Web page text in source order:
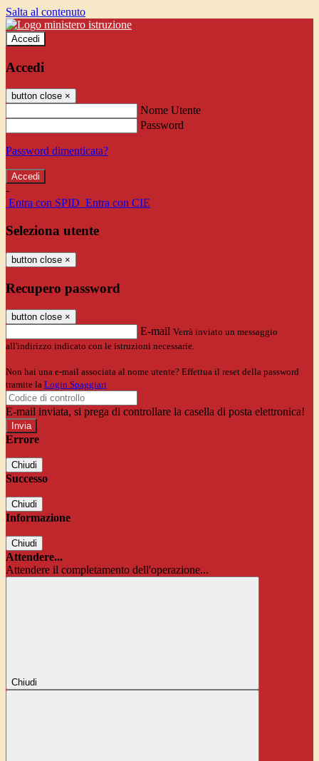
Salta al contenuto
Accedi
Accedi
button close ×
Nome Utente
Password
Password dimenticata?
-
Entra con SPID Entra con CIE
Seleziona utente
button close ×
Recupero password
button close ×
E-mail Verrà inviato un messaggio
all'indirizzo indicato con le istruzioni necessarie.
Non hai una e-mail associata al nome utente? Effettua il reset della password
tramite la Login Spaggiari
E-mail inviata, si prega di controllare la casella di posta elettronica!
Errore
Chiudi
Successo
Chiudi
Informazione
Chiudi
Attendere...
Attendere il completamento dell'operazione...
Chiudi